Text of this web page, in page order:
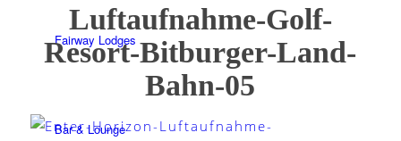
Fairway Lodges
Bar & Lounge
Luftaufnahme-Golf-
Resort-Bitburger-Land-
Bahn-05